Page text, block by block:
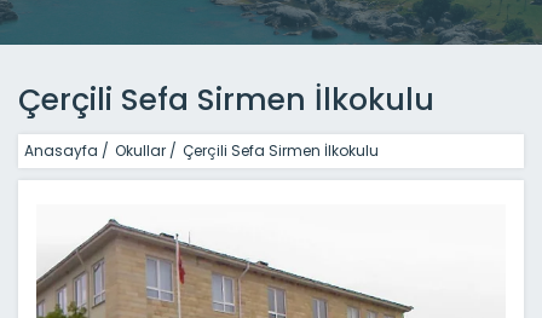
Çerçili Sefa Sirmen İlkokulu
Anasayfa / Okullar / Çerçili Sefa Sirmen İlkokulu